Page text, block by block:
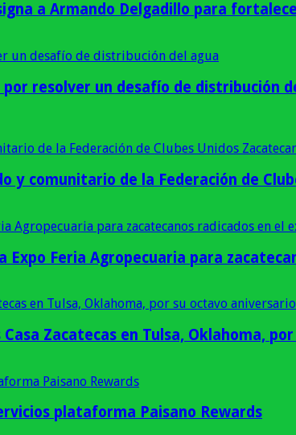
a Armando Delgadillo para
resolver un desafío de distribución
y comunitario de la Federación de
Expo Feria Agropecuaria para
Zacatecas en Tulsa, Oklahoma,
plataforma Paisano Rewards